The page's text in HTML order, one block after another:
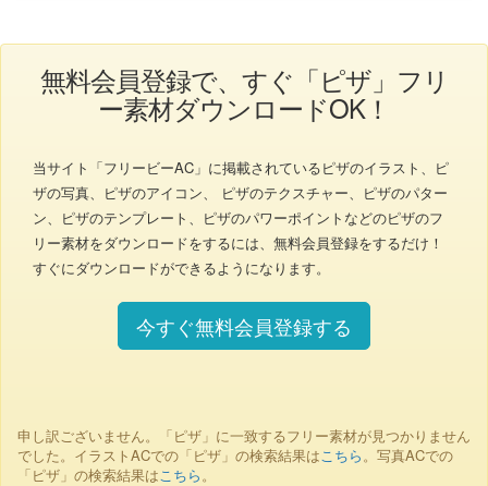
無料会員登録で、すぐ「ピザ」フリ
ー素材ダウンロードOK！
当サイト「フリービーAC」に掲載されているピザのイラスト、ピ
ザの写真、ピザのアイコン、 ピザのテクスチャー、ピザのパター
ン、ピザのテンプレート、ピザのパワーポイントなどのピザのフ
リー素材をダウンロードをするには、無料会員登録をするだけ！
すぐにダウンロードができるようになります。
今すぐ無料会員登録する
申し訳ございません。「ピザ」に一致するフリー素材が見つかりません
でした。イラストACでの「ピザ」の検索結果はこちら。写真ACでの
「ピザ」の検索結果はこちら。